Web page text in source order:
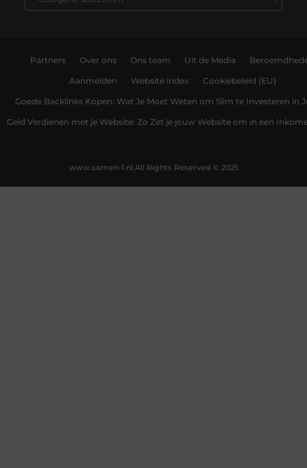
Partners Over ons Ons team Uit de Media
Aanmelden Website index Cookiebeleid (EU)
Goede Backlinks Kopen: Wat Je Moet Weten om Slim te Investeren in
Geld Verdienen met je Website: Zo Zet je jouw Website om in een
All Rights Reserved © 2025
www.samen-1.nl.